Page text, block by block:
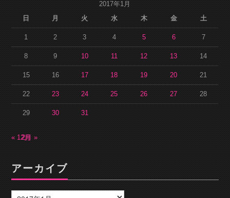
2017年1月
日
月 火 水 木 金 土
1 2 3 4 5 6 7
8 9 10 11 12 13 14
15 16 17 18 19 20 21
22 23 24 25 26 27 28
29 30 31
« 12月2月 »
アーカイブ
ー